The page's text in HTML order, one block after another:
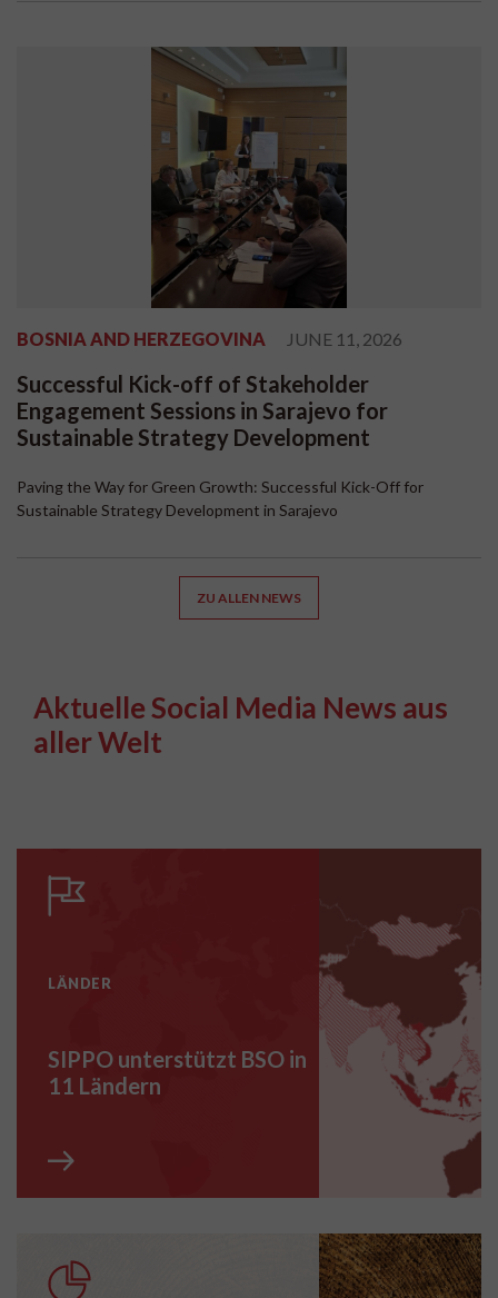
BOSNIA AND HERZEGOVINA JUNE 11, 2026
Successful Kick-off of Stakeholder
Engagement Sessions in Sarajevo for
Sustainable Strategy Development
Paving the Way for Green Growth: Successful Kick-Off for
Sustainable Strategy Development in Sarajevo
ZU ALLEN NEWS
Aktuelle Social Media News aus
aller Welt
LÄNDER
SIPPO unterstützt BSO in
11 Ländern